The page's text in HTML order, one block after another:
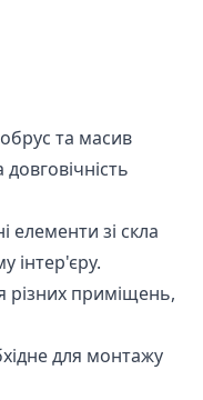
та масив
елементи зі скла
інтер'єру.
різних приміщень,
для монтажу